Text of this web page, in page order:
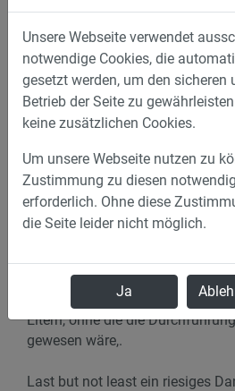
Kinder freuten sich über sein
Dem Elternbeirat haben die
verdanken, nachdem der
war und die Zeit bis zur
werden musste.
Der Förderverein sorgte mit
für einen Energieschub in der
Wettkämpfen.
Gemeinschaftsschule, die uns
professionell unterstützen.
Eltern, ohne die die
gewesen wäre,.
Last but not least ein riesiges
Unsere Webseite verwendet
notwendige Cookies, die
gesetzt werden, um den sicheren
Betrieb der Seite zu
keine zusätzlichen Cookies.
Um unsere Webseite nutzen zu
Zustimmung zu diesen
erforderlich. Ohne diese
die Seite leider nicht möglich.
Ja